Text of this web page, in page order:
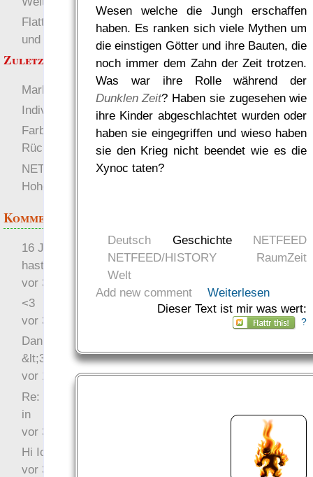
Wesen welche die Jungh erschaffen
haben. Es ranken sich viele Mythen um
die einstigen Götter und ihre Bauten, die
noch immer dem Zahn der Zeit trotzen.
Was war ihre Rolle während der
Dunklen Zeit? Haben sie zugesehen wie
ihre Kinder abgeschlachtet wurden oder
haben sie eingegriffen und wieso haben
sie den Krieg nicht beendet wie es die
Xynoc taten?
Deutsch Geschichte
NETFEED
NETFEED/HISTORY
RaumZeit
Welt
Add new comment
Weiterlesen
Dieser Text ist mir was wert:
?
Flattr auf 1w6.org, Info
und HowTo
Zuletzt angezeigt:
Markdown Syntax
Individuen
Farben, bitte
Rückmeldung
NETFEED 2.894,80:
Hoher Besuch auf Ekk
Kommentare
16 Jahre später: mist, du
hast Recht …
vor 31 Wochen 2 Tage
<3
vor 34 Wochen 3 Tage
Danke für das Statement
&lt;3
vor 1 Jahr 48 Wochen
Re: Hi Ich bin völlig neu
in
vor 3 Jahre 32 Wochen
Hi Ich bin völlig neu in
vor 3 Jahre 45 Wochen